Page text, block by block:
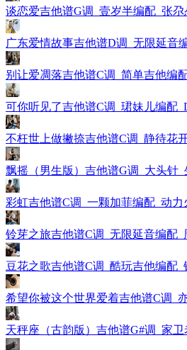
谈恋爱吉他谱G调_壹岁半编配_张尕
广东爱情故事吉他谱D调_无限延音
别让爱凋落吉他谱C调_简单吉他编
可你听见了吉他谱C调_珺妹儿编配
不枉世上做撇捺吉他谱C调_静待花
飘摇（男生版）吉他谱G调_大头针
彩虹吉他谱C调_一颗加菲编配_动力
铃芽之旅吉他谱C调_无限延音编配_
豆花之歌吉他谱C调_酷玩吉他编配_
希望你被这个世界爱着吉他谱C调_
天秤座（古韵版）吉他谱G#调_家